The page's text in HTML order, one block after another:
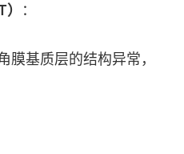
：
膜基质层的结构异常，